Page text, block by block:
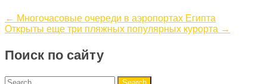
← Многочасовые очереди в аэропортах Египта
Открыты еще три пляжных популярных курорта →
Поиск по сайту